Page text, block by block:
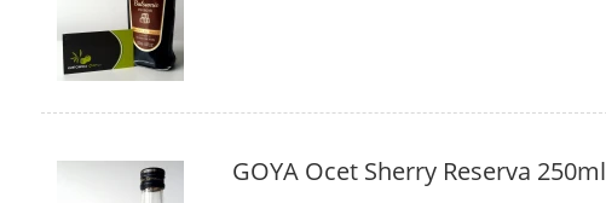
GOYA Ocet Sherry Reserva 250ml